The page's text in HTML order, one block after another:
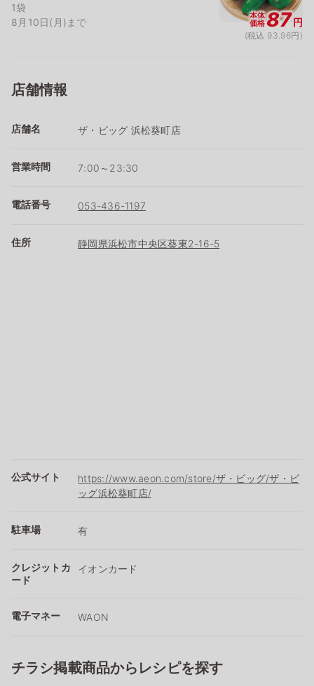
1袋
8月10日(月)まで
本体
価格87円
(税込 93.96円)
店舗情報
店舗名 ザ・ビッグ 浜松葵町店
営業時間 7:00～23:30
電話番号 053-436-1197
住所 静岡県浜松市中央区葵東2-16-5
公式サイト
https://www.aeon.com/store/ザ・ビッグ/ザ・ビ
ッグ浜松葵町店/
駐車場 有
クレジットカ
ード
イオンカード
電子マネー WAON
チラシ掲載商品からレシピを探す